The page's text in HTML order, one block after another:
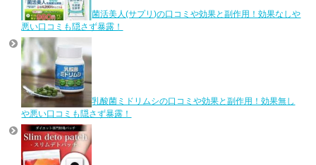
菌活美人(サプリ)の口コミや効果と副作用！効果なしや
悪い口コミも隠さず暴露！
乳酸菌ミドリムシの口コミや効果と副作用！効果無し
や悪い口コミも隠さず暴露！